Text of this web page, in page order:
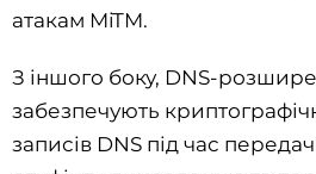
атакам MiTM.
З іншого боку, DNS-
забезпечують
записів DNS під час